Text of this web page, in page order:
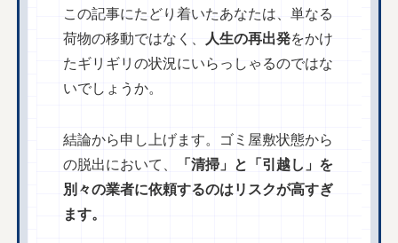
この記事にたどり着いたあなたは、単なる
荷物の移動ではなく、
人生の再出発をかけ
たギリギリの状況にいらっしゃるのではな
いでしょうか。
結論から申し上げます。ゴミ屋敷状態から
の脱出において、
「清掃」と「引越し」を
別々の業者に依頼するのはリスクが高すぎ
ます。